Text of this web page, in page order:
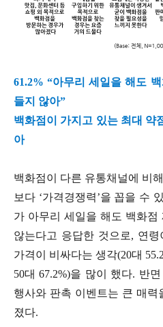
61.2% “아무리 세일을 해도
들지 않아”
백화점이 가지고 있는 최대 약
아
백화점이 다른 유통채널에 비
보다 ‘가격경쟁력’을 꼽을 수
가 아무리 세일을 해도 백화점
않는다고 응답한 것으로, 연
가격이 비싸다는 생각(20대
50대 67.2%)을 많이 했다. 반
행사와 판촉 이벤트는 큰 매력
졌다.